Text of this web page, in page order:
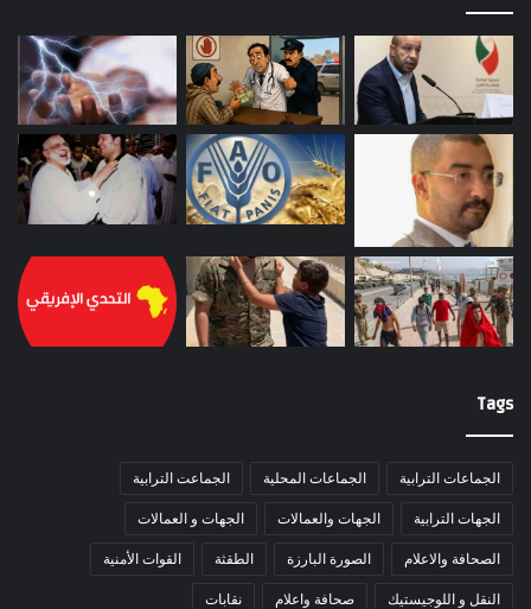
Tags
الجماعات الترابية الجماعات المحلية الجماعت الترابية
الجهات الترابية الجهات والعمالات الجهات و العمالات
الصحافة والاعلام الصورة البارزة الطقثة القوات الأمنية
النقل و اللوجيستيك صحافة واعلام نقابات